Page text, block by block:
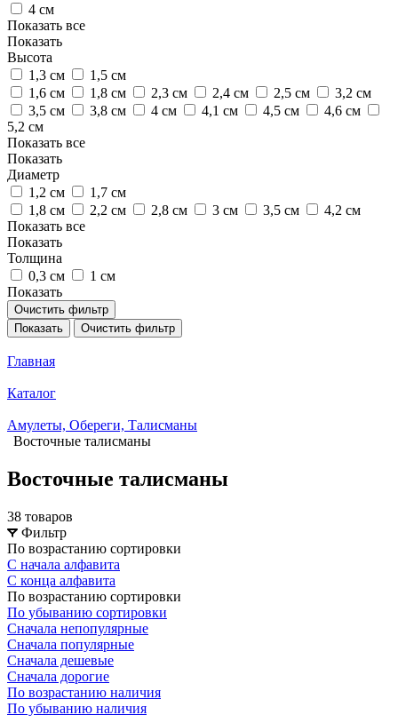
4 см
Показать все
Показать
Высота
1,3 см
1,5 см
1,6 см
1,8 см 2,3 см 2,4 см 2,5 см
3,2 см
3,5 см
3,8 см 4 см 4,1 см 4,5 см
4,6 см
5,2 см
Показать все
Показать
Диаметр
1,2 см
1,7 см
1,8 см
2,2 см 2,8 см 3 см 3,5 см
4,2 см
Показать все
Показать
Толщина
0,3 см
1 см
Показать
Очистить фильтр
Показать
Очистить фильтр
Главная
Каталог
Амулеты, Обереги, Талисманы
Восточные талисманы
Восточные талисманы
38 товаров
Фильтр
По возрастанию сортировки
С начала алфавита
С конца алфавита
По возрастанию сортировки
По убыванию сортировки
Сначала непопулярные
Сначала популярные
Сначала дешевые
Сначала дорогие
По возрастанию наличия
По убыванию наличия